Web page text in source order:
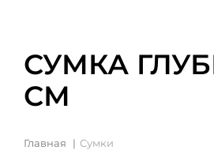
СУМКА
СМ
Главная Сумки